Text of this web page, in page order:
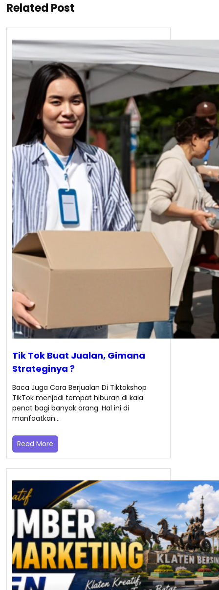
Related Post
Tik Tok Buat Jualan, Gimana
Strateginya ?
Baca Juga Cara Berjualan Di Tiktokshop
TikTok menjadi tempat hiburan di kala
penat bagi banyak orang. Hal ini di
manfaatkan…
Read More